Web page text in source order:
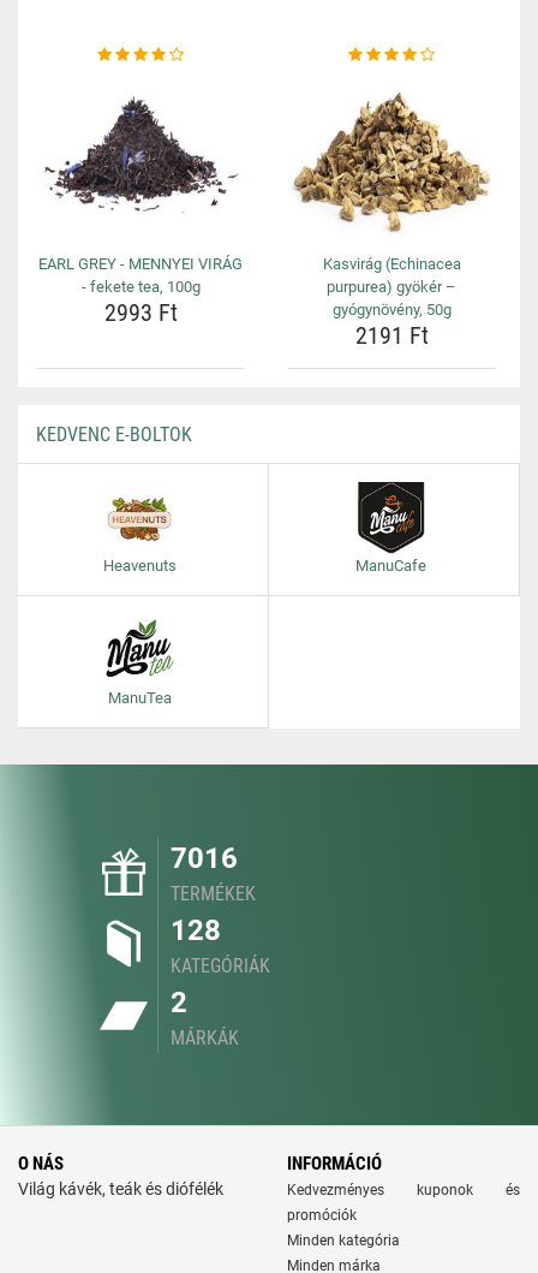
EARL GREY - MENNYEI VIRÁG
- fekete tea, 100g
2993 Ft
Kasvirág (Echinacea
purpurea) gyökér –
gyógynövény, 50g
2191 Ft
KEDVENC E-BOLTOK
Heavenuts ManuCafe
ManuTea
7016
TERMÉKEK
128
KATEGÓRIÁK
2
MÁRKÁK
O NÁS
Világ kávék, teák és diófélék
INFORMÁCIÓ
Kedvezményes kuponok és
promóciók
Minden kategória
Minden márka